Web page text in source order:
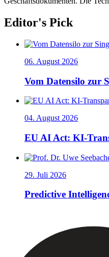
Editor's Pick
06. August 2026
Vom Datensilo zur
04. August 2026
EU AI Act: KI-
29. Juli 2026
Predictive